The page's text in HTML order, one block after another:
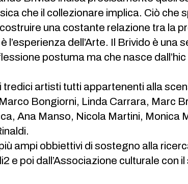
che il collezionare implica. Ciò che
una costante relazione tra la
l’esperienza dell’Arte. Il Brivido è
postuma ma che nasce
tredici artisti tutti appartenenti alla
Bongiorni, Linda Carrara, Marc
Ana Manso, Nicola Martini, Monica
ampi obbiettivi di sostegno alla
e poi dall’Associazione culturale con